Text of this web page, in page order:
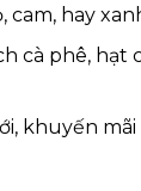
cam, hay
cà phê, hạt
khuyến